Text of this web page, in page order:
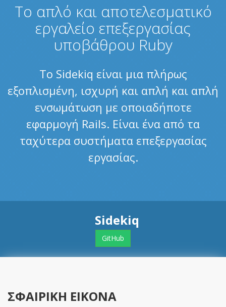
Το απλό και αποτελεσματικό
εργαλείο επεξεργασίας
υποβάθρου Ruby
Το Sidekiq είναι μια πλήρως
εξοπλισμένη, ισχυρή και απλή και απλή
ενσωμάτωση με οποιαδήποτε
εφαρμογή Rails. Είναι ένα από τα
ταχύτερα συστήματα επεξεργασίας
εργασίας.
Sidekiq
GitHub
ΣΦΑΙΡΙΚΗ ΕΙΚΟΝΑ